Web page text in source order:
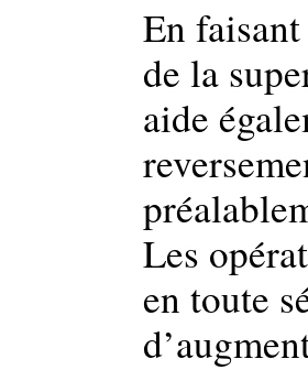
En
de la
aide
Les
en toute